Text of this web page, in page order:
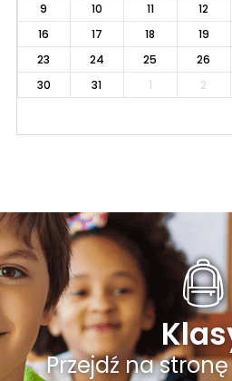
9
10 11 12
16
17 18 19
23
24 25 26
30
31 1 2
Przejdź na